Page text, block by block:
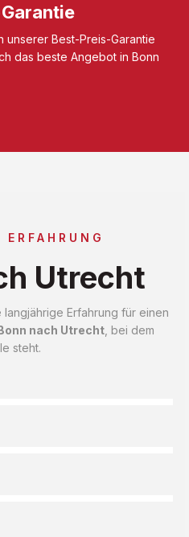
unserer Best-Preis-Garantie
das beste Angebot in Bonn
Utrecht
Erfahrung für einen
nach Utrecht , bei dem
steht.